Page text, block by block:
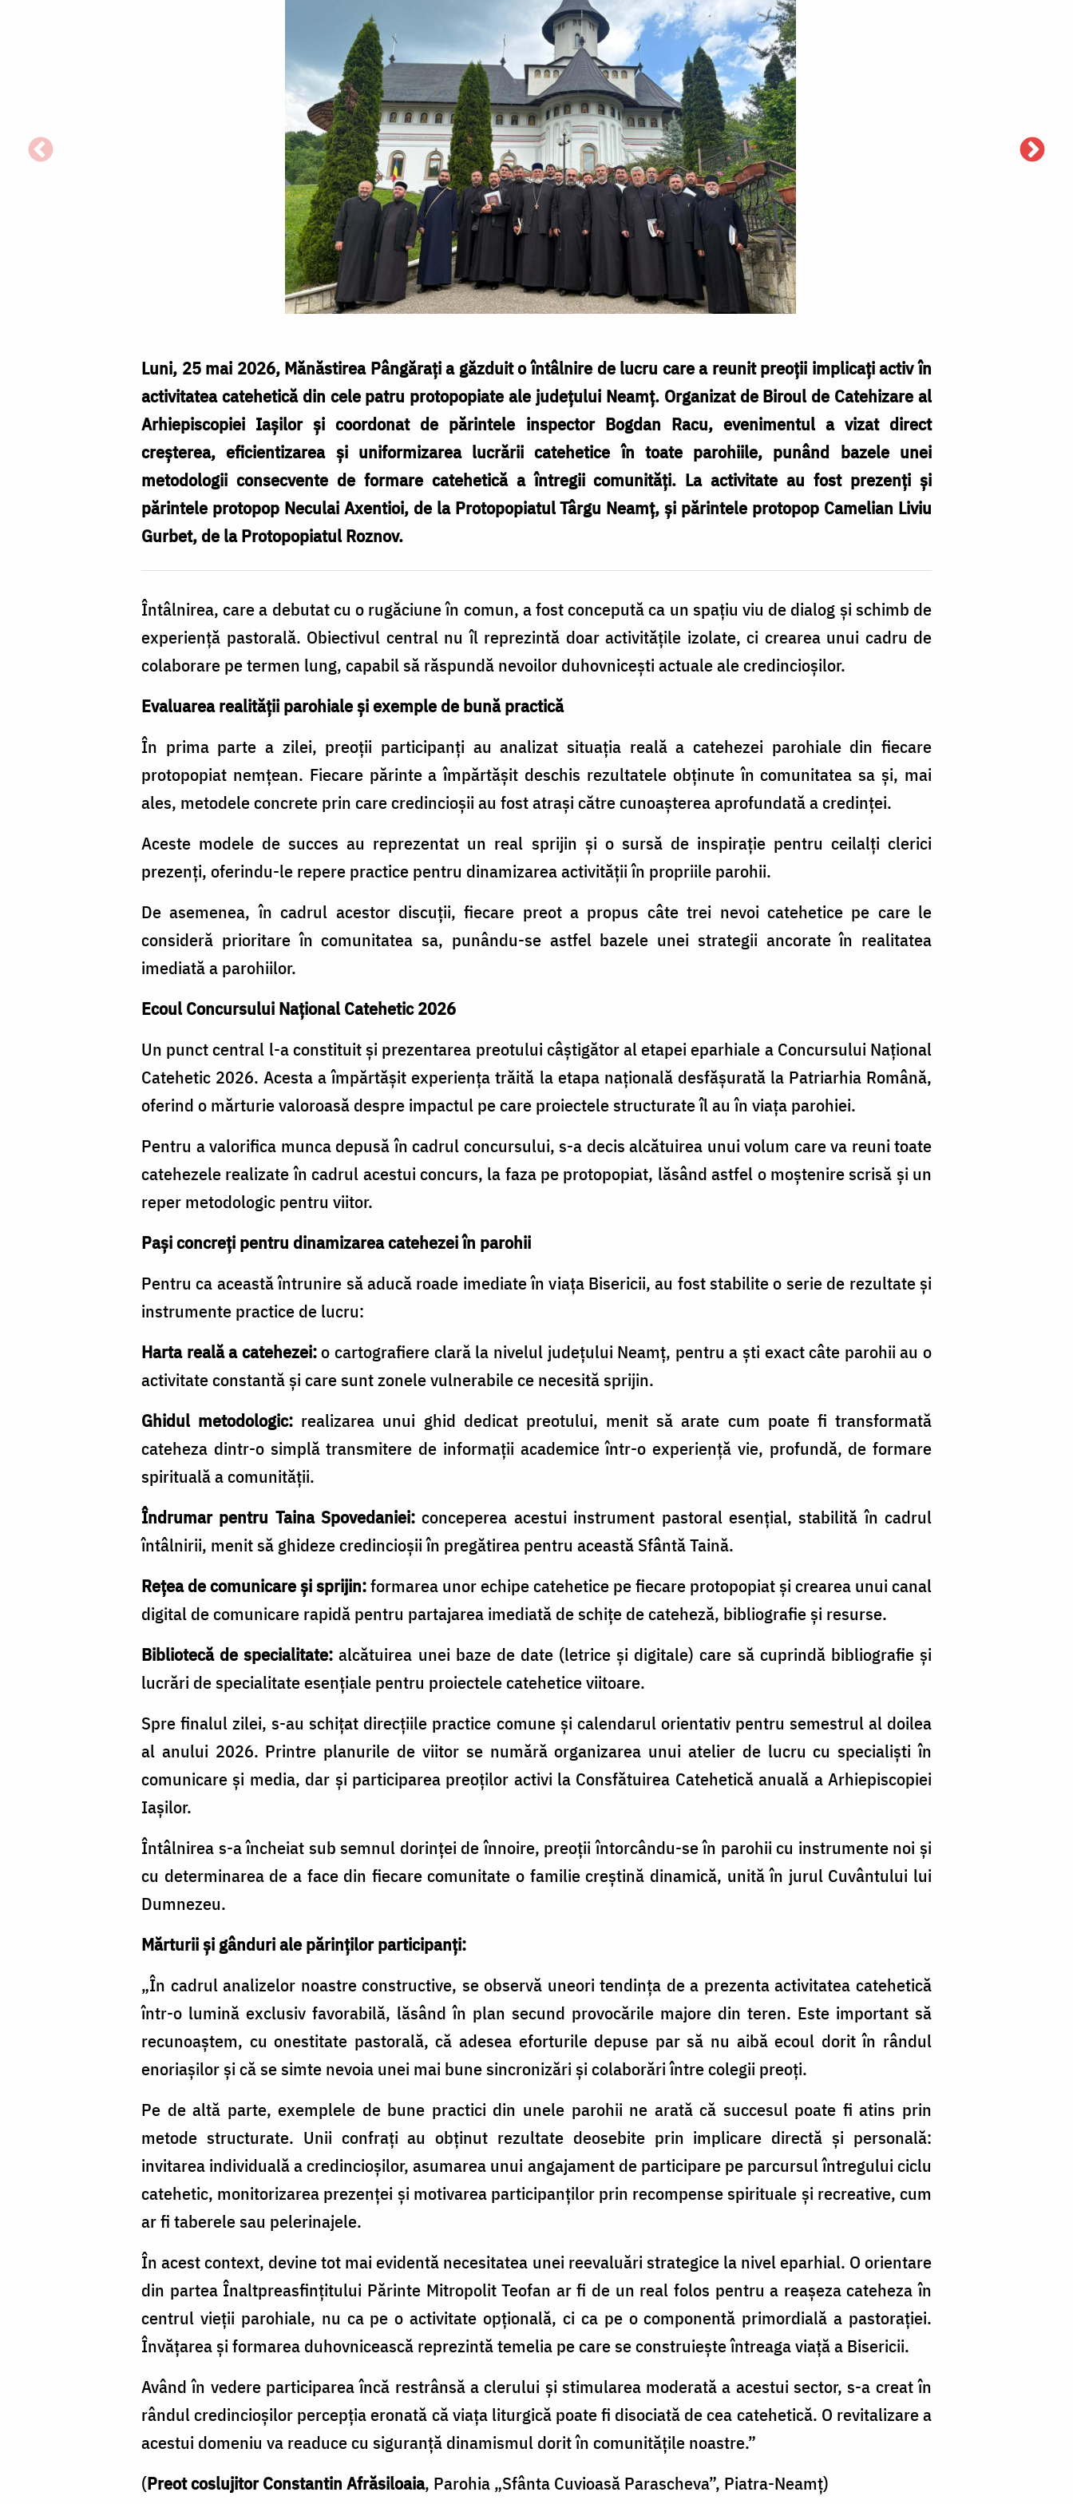
Luni, 25 mai 2026, Mănăstirea Pângărați a găzduit o întâlnire de lucru care a reunit preoții implicați activ în
activitatea catehetică din cele patru protopopiate ale județului Neamț. Organizat de Biroul de Catehizare al
Arhiepiscopiei Iașilor și coordonat de părintele inspector Bogdan Racu, evenimentul a vizat direct
creșterea, eficientizarea și uniformizarea lucrării catehetice în toate parohiile, punând bazele unei
metodologii consecvente de formare catehetică a întregii comunități. La activitate au fost prezenți și
părintele protopop Neculai Axentioi, de la Protopopiatul Târgu Neamț, și părintele protopop Camelian Liviu
Gurbet, de la Protopopiatul Roznov.
Întâlnirea, care a debutat cu o rugăciune în comun, a fost concepută ca un spațiu viu de dialog și schimb de
experiență pastorală. Obiectivul central nu îl reprezintă doar activitățile izolate, ci crearea unui cadru de
colaborare pe termen lung, capabil să răspundă nevoilor duhovnicești actuale ale credincioșilor.
Evaluarea realității parohiale și exemple de bună practică
În prima parte a zilei, preoții participanți au analizat situația reală a catehezei parohiale din fiecare
protopopiat nemțean. Fiecare părinte a împărtășit deschis rezultatele obținute în comunitatea sa și, mai
ales, metodele concrete prin care credincioșii au fost atrași către cunoașterea aprofundată a credinței.
Aceste modele de succes au reprezentat un real sprijin și o sursă de inspirație pentru ceilalți clerici
prezenți, oferindu-le repere practice pentru dinamizarea activității în propriile parohii.
De asemenea, în cadrul acestor discuții, fiecare preot a propus câte trei nevoi catehetice pe care le
consideră prioritare în comunitatea sa, punându-se astfel bazele unei strategii ancorate în realitatea
imediată a parohiilor.
Ecoul Concursului Național Catehetic 2026
Un punct central l-a constituit și prezentarea preotului câștigător al etapei eparhiale a Concursului Național
Catehetic 2026. Acesta a împărtășit experiența trăită la etapa națională desfășurată la Patriarhia Română,
oferind o mărturie valoroasă despre impactul pe care proiectele structurate îl au în viața parohiei.
Pentru a valorifica munca depusă în cadrul concursului, s-a decis alcătuirea unui volum care va reuni toate
catehezele realizate în cadrul acestui concurs, la faza pe protopopiat, lăsând astfel o moștenire scrisă și un
reper metodologic pentru viitor.
Pași concreți pentru dinamizarea catehezei în parohii
Pentru ca această întrunire să aducă roade imediate în viața Bisericii, au fost stabilite o serie de rezultate și
instrumente practice de lucru:
Harta reală a catehezei:o cartografiere clară la nivelul județului Neamț, pentru a ști exact câte parohii au o
activitate constantă și care sunt zonele vulnerabile ce necesită sprijin.
Ghidul metodologic: realizarea unui ghid dedicat preotului, menit să arate cum poate fi transformată
cateheza dintr-o simplă transmitere de informații academice într-o experiență vie, profundă, de formare
spirituală a comunității.
Îndrumar pentru Taina Spovedaniei: conceperea acestui instrument pastoral esențial, stabilită în cadrul
întâlnirii, menit să ghideze credincioșii în pregătirea pentru această Sfântă Taină.
Rețea de comunicare și sprijin:formarea unor echipe catehetice pe fiecare protopopiat și crearea unui canal
digital de comunicare rapidă pentru partajarea imediată de schițe de cateheză, bibliografie și resurse.
Bibliotecă de specialitate: alcătuirea unei baze de date (letrice și digitale) care să cuprindă bibliografie și
lucrări de specialitate esențiale pentru proiectele catehetice viitoare.
Spre finalul zilei, s-au schițat direcțiile practice comune și calendarul orientativ pentru semestrul al doilea
al anului 2026. Printre planurile de viitor se numără organizarea unui atelier de lucru cu specialiști în
comunicare și media, dar și participarea preoților activi la Consfătuirea Catehetică anuală a Arhiepiscopiei
Iașilor.
Întâlnirea s-a încheiat sub semnul dorinței de înnoire, preoții întorcându-se în parohii cu instrumente noi și
cu determinarea de a face din fiecare comunitate o familie creștină dinamică, unită în jurul Cuvântului lui
Dumnezeu.
Mărturii și gânduri ale părinților participanți:
„În cadrul analizelor noastre constructive, se observă uneori tendința de a prezenta activitatea catehetică
într-o lumină exclusiv favorabilă, lăsând în plan secund provocările majore din teren. Este important să
recunoaștem, cu onestitate pastorală, că adesea eforturile depuse par să nu aibă ecoul dorit în rândul
enoriașilor și că se simte nevoia unei mai bune sincronizări și colaborări între colegii preoți.
Pe de altă parte, exemplele de bune practici din unele parohii ne arată că succesul poate fi atins prin
metode structurate. Unii confrați au obținut rezultate deosebite prin implicare directă și personală:
invitarea individuală a credincioșilor, asumarea unui angajament de participare pe parcursul întregului ciclu
catehetic, monitorizarea prezenței și motivarea participanților prin recompense spirituale și recreative, cum
ar fi taberele sau pelerinajele.
În acest context, devine tot mai evidentă necesitatea unei reevaluări strategice la nivel eparhial. O orientare
din partea Înaltpreasfințitului Părinte Mitropolit Teofan ar fi de un real folos pentru a reașeza cateheza în
centrul vieții parohiale, nu ca pe o activitate opțională, ci ca pe o componentă primordială a pastorației.
Învățarea și formarea duhovnicească reprezintă temelia pe care se construiește întreaga viață a Bisericii.
Având în vedere participarea încă restrânsă a clerului și stimularea moderată a acestui sector, s-a creat în
rândul credincioșilor percepția eronată că viața liturgică poate fi disociată de cea catehetică. O revitalizare a
acestui domeniu va readuce cu siguranță dinamismul dorit în comunitățile noastre.”
(Preot coslujitor Constantin Afrăsiloaia, Parohia „Sfânta Cuvioasă Parascheva”, Piatra-Neamț)